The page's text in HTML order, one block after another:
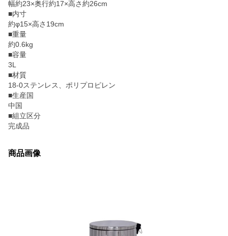
幅約23×奥行約17×高さ約26cm
■内寸
約φ15×高さ19cm
■重量
約0.6kg
■容量
3L
■材質
18-0ステンレス、ポリプロピレン
■生産国
中国
■組立区分
完成品
商品画像